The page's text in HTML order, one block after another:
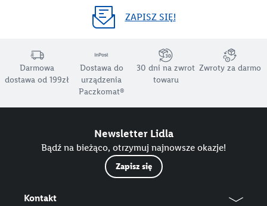
ZAPISZ SIĘ!
Darmowa
dostawa od 199zł
Dostawa do
urządzenia
Paczkomat®
30 dni na zwrot
towaru
Zwroty za darmo
Newsletter Lidla
Bądź na bieżąco, otrzymuj najnowsze okazje!
Zapisz się
Kontakt